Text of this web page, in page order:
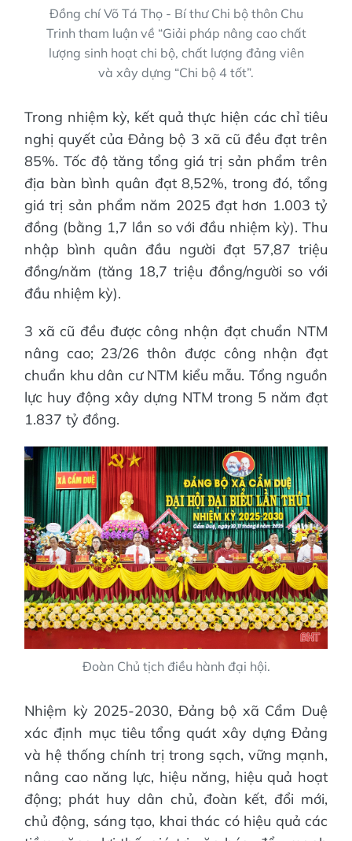
Đồng chí Võ Tá Thọ - Bí thư Chi bộ thôn Chu
Trinh tham luận về “Giải pháp nâng cao chất
lượng sinh hoạt chi bộ, chất lượng đảng viên
và xây dựng “Chi bộ 4 tốt”.
Trong nhiệm kỳ, kết quả thực hiện các chỉ tiêu
nghị quyết của Đảng bộ 3 xã cũ đều đạt trên
85%. Tốc độ tăng tổng giá trị sản phẩm trên
địa bàn bình quân đạt 8,52%, trong đó, tổng
giá trị sản phẩm năm 2025 đạt hơn 1.003 tỷ
đồng (bằng 1,7 lần so với đầu nhiệm kỳ). Thu
nhập bình quân đầu người đạt 57,87 triệu
đồng/năm (tăng 18,7 triệu đồng/người so với
đầu nhiệm kỳ).
3 xã cũ đều được công nhận đạt chuẩn NTM
nâng cao; 23/26 thôn được công nhận đạt
chuẩn khu dân cư NTM kiểu mẫu. Tổng nguồn
lực huy động xây dựng NTM trong 5 năm đạt
1.837 tỷ đồng.
Đoàn Chủ tịch điều hành đại hội.
Nhiệm kỳ 2025-2030, Đảng bộ xã Cẩm Duệ
xác định mục tiêu tổng quát xây dựng Đảng
và hệ thống chính trị trong sạch, vững mạnh,
nâng cao năng lực, hiệu năng, hiệu quả hoạt
động; phát huy dân chủ, đoàn kết, đổi mới,
chủ động, sáng tạo, khai thác có hiệu quả các